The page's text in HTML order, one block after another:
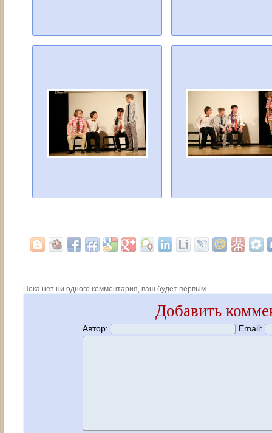
Пока нет ни одного комментария, ваш будет первым.
Добавить
Автор: Email: